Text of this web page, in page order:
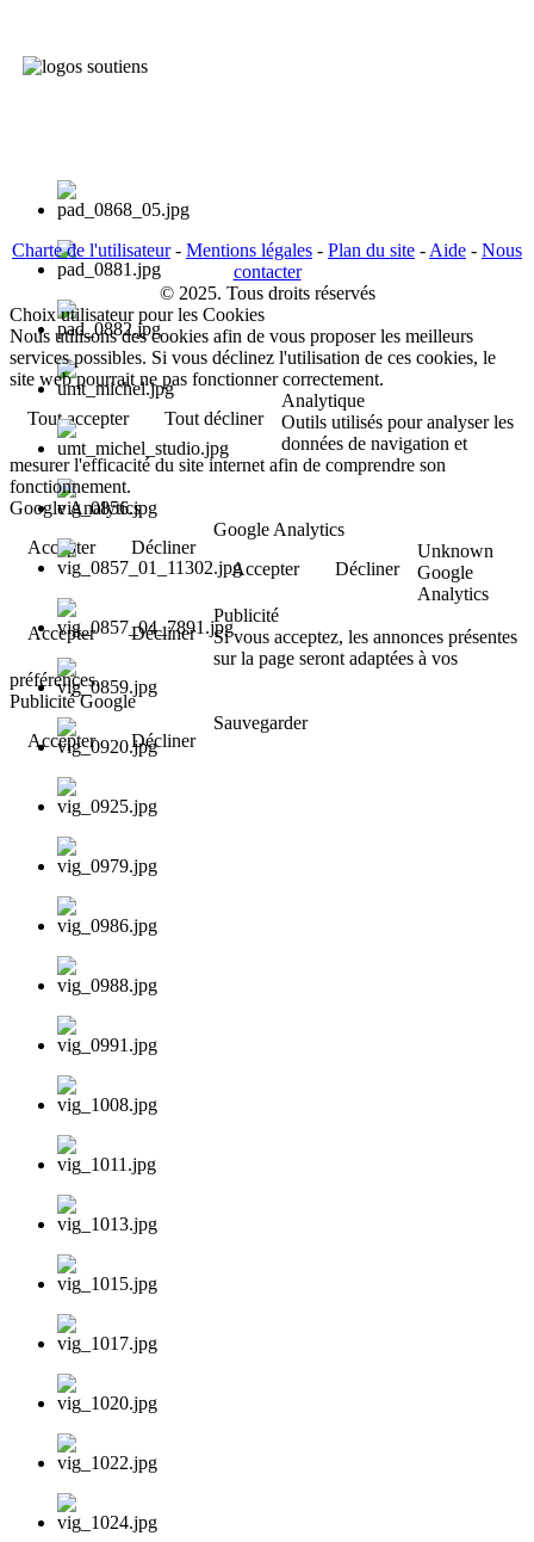
Charte de l'utilisateur- Mentions légales - Plan du site - Aide - Nous
contacter
© 2025. Tous droits réservés
Choix utilisateur pour les Cookies
Nous utilisons des cookies afin de vous proposer les meilleurs
services possibles. Si vous déclinez l'utilisation de ces cookies, le
site web pourrait ne pas fonctionner correctement.
Tout accepter
Tout décliner
Analytique
Outils utilisés pour analyser les
données de navigation et
mesurer l'efficacité du site internet afin de comprendre son
fonctionnement.
Google Analytics
Accepter
Décliner
Google Analytics
Accepter
Décliner
Unknown
Google
Analytics
Accepter
Décliner
Publicité
Si vous acceptez, les annonces présentes
sur la page seront adaptées à vos
préférences.
Publicité Google
Accepter
Décliner
Sauvegarder